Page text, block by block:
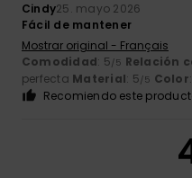
Cindy25. mayo 2026
Fácil de mantener
Mostrar original - Français
Comodidad: 5/5 Relación
perfecta Material: 5/5 Color
Recomiendo este